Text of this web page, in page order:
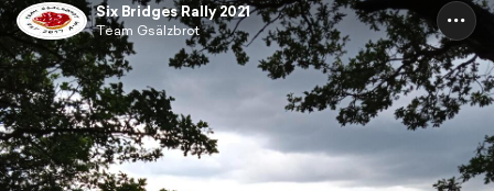
Six Bridges Rally 2021
Team Gsälzbrot